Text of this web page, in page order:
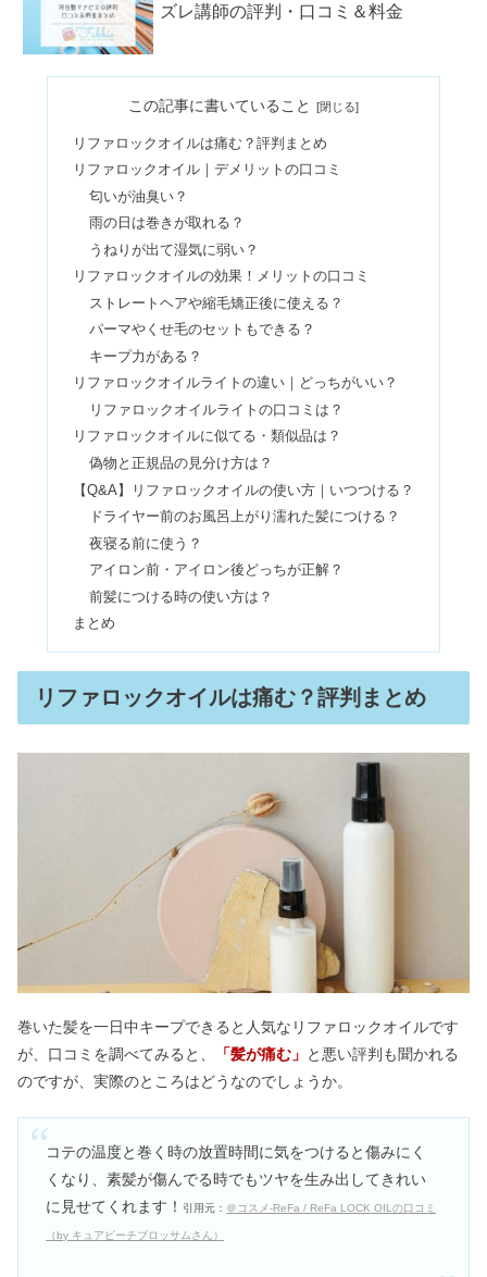
ズレ講師の評判・口コミ＆料金
然は少ない？整形はどう思う？
フィーノはやばい&はげるは嘘！毎日
使うとどうなるか口コミ調査
フォーデイズはやばい&気持ち悪い？
愛用芸能人・口コミ&評判
G-SHOCKは大人が着けるとダサい？
愛用芸能人まとめ｜女性もOK？
ケイトスペードの年齢層は何歳まで？
30代40代は痛いのか評判まとめ
ATAOの財布は気持ち悪い？恥ずかし
コスメデコルテのリポソームは効果な
し？口コミ&偽物の見分け方
ジェルネイルをやめてよかったこと｜
やらないほうがいい？後悔する？
カフェインが弱い人の特徴｜カフェイ
ンを抜く方法や多い飲み物も
合わない人・おすすめの年代
【逆効果】リファカラット買ってはい
けない？安いのはなぜ？レイの違いも
この記事に書いていること
リファロックオイルは痛む？評判まとめ
リファロックオイル｜デメリットの口コミ
匂いが油臭い？
雨の日は巻きが取れる？
うねりが出て湿気に弱い？
リファロックオイルの効果！メリットの口コミ
ストレートヘアや縮毛矯正後に使える？
パーマやくせ毛のセットもできる？
キープ力がある？
リファロックオイルライトの違い｜どっちがいい？
リファロックオイルライトの口コミは？
リファロックオイルに似てる・類似品は？
偽物と正規品の見分け方は？
【Q&A】リファロックオイルの使い方｜いつつける？
ドライヤー前のお風呂上がり濡れた髪につける？
夜寝る前に使う？
アイロン前・アイロン後どっちが正解？
前髪につける時の使い方は？
まとめ
リファロックオイルは痛む？評判まとめ
巻いた髪を一日中キープできると人気なリファロックオイルです
が、口コミを調べてみると、
「髪が痛む」 と悪い評判も聞かれる
のですが、実際のところはどうなのでしょうか。
コテの温度と巻く時の放置時間に気をつけると傷みにく
くなり、素髪が傷んでる時でもツヤを生み出してきれい
に見せてくれます！
引用元： ＠コスメ-ReFa / ReFa LOCK OILの口コミ
（by キュアピーチブロッサムさん）